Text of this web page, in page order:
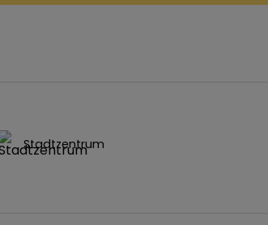
Stadtzentrum